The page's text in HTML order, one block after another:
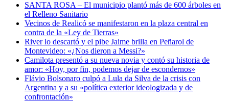
SANTA ROSA – El municipio plantó más de 600 árboles en
el Relleno Sanitario
Vecinos de Realicó se manifestaron en la plaza central en
contra de la «Ley de Tierras»
River lo descartó y el pibe Jaime brilla en Peñarol de
Montevideo: «¿Nos dieron a Messi?»
Camilota presentó a su nueva novia y contó su historia de
amor: «Hoy, por fin, podemos dejar de escondernos»
Flávio Bolsonaro culpó a Lula da Silva de la crisis con
Argentina y a su «política exterior ideologizada y de
confrontación»